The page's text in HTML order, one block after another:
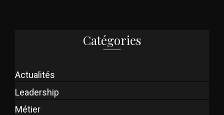
Catégories
Actualités
Leadership
Métier